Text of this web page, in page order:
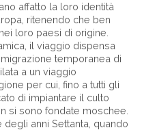
affatto la loro identità
ritenendo che ben
loro paesi di origine.
il viaggio dispensa
temporanea di
a un viaggio
per cui, fino a tutti gli
di impiantare il culto
si sono fondate moschee.
anni Settanta, quando